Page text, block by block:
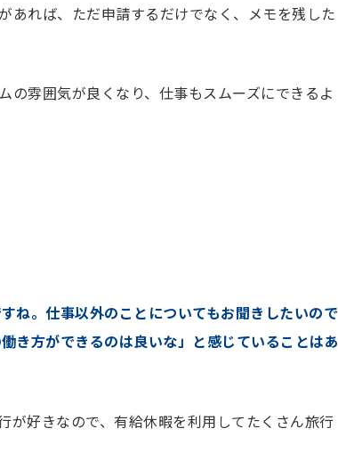
あれば、ただ申請するだけでなく、メモを残した
の雰囲気が良くなり、仕事もスムーズにできるよ
。仕事以外のことについてもお聞きしたいので
き方ができるのは良いな」と感じていることはあ
が好きなので、有給休暇を利用してたくさん旅行